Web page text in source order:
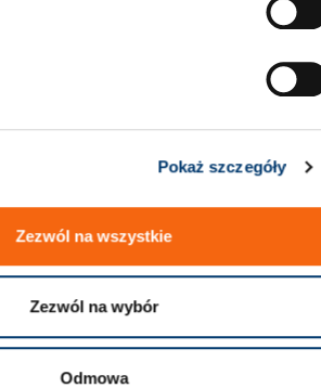
Pokaż szczegóły
Zezwól na wszystkie
Zezwól na wybór
Odmowa
2073.45.050